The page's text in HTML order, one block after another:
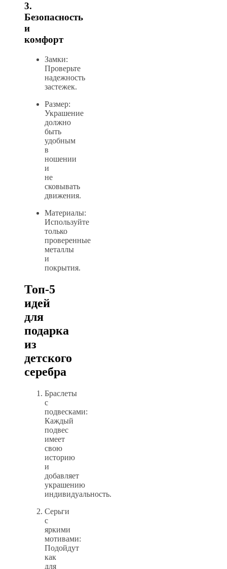
3.
Безопасность
и
комфорт
Замки:
Проверьте
надежность
застежек.
Размер:
Украшение
должно
быть
удобным
в
ношении
и
не
сковывать
движения.
Материалы:
Используйте
только
проверенные
металлы
и
покрытия.
Топ-5
идей
для
подарка
из
детского
серебра
Браслеты
с
подвесками:
Каждый
подвес
имеет
свою
историю
и
добавляет
украшению
индивидуальность.
Серьги
с
яркими
мотивами:
Подойдут
как
для